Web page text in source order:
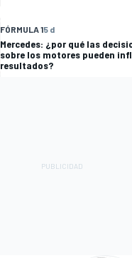
FÓRMULA 15 d
Mercedes: ¿por qué las
sobre los motores pueden
resultados?